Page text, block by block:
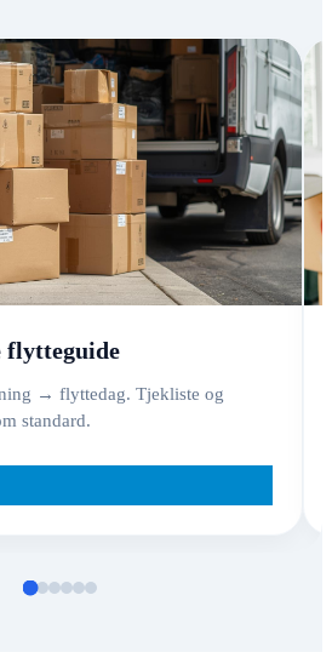
flytteguide
→ flyttedag. Tjekliste og
standard.